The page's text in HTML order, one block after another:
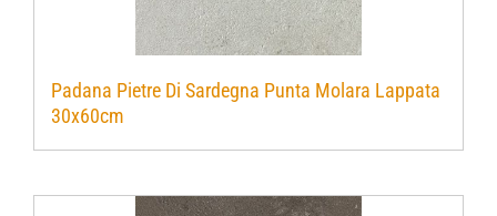
Padana Pietre Di Sardegna Punta Molara Lappata
30x60cm